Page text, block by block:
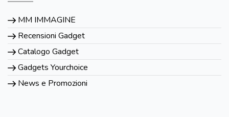
MM IMMAGINE
Recensioni Gadget
Catalogo Gadget
Gadgets Yourchoice
News e Promozioni